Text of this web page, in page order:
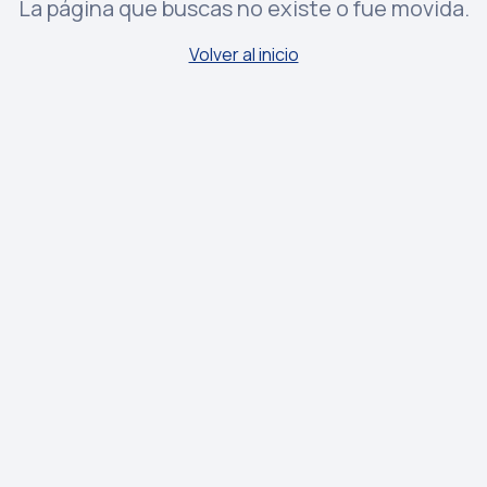
La página que buscas no existe o fue movida.
Volver al inicio